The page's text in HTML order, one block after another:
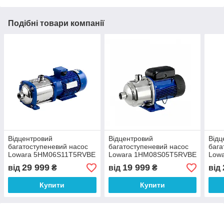
Подібні товари компанії
Відцентровий
багатоступеневий насос
Lowara 5HM06S11T5RVBE
3x400 B
від 29 999 ₴
Купити
Відцентровий
багатоступеневий насос
Lowara 1HM08S05T5RVBE
3x400 B
від 19 999₴
Купити
від